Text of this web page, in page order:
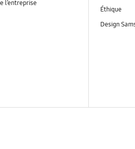
l’entreprise
Éthique
Design